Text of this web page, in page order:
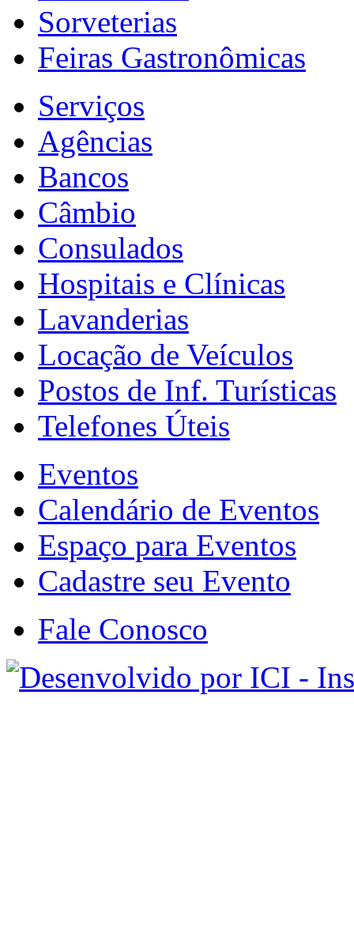
Sorveterias
Feiras Gastronômicas
Serviços
Agências
Bancos
Câmbio
Consulados
Hospitais e Clínicas
Lavanderias
Locação de Veículos
Postos de Inf. Turísticas
Telefones Úteis
Eventos
Calendário de Eventos
Espaço para Eventos
Cadastre seu Evento
Fale Conosco